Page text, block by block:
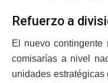
Refuerzo a
El nuevo
comisarías a nivel
unidades